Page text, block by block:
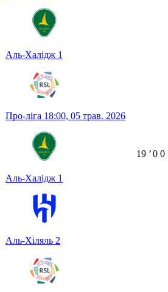
Аль-Халідж 1
Про-ліга 18:00, 05 трав. 2026
Аль-Халідж 1
Аль-Хіляль 2
19 ʼ0 0